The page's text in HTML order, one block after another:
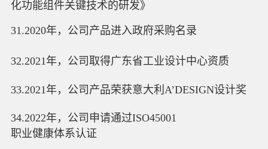
化功能组件关键技术的研发》
31.2020年，公司产品进入政府采购名录
32.2021年，公司取得广东省工业设计中心资质
33.2021年，公司产品荣获意大利A’DESIGN设计奖
34.2022年，公司申请通过ISO45001
职业健康体系认证